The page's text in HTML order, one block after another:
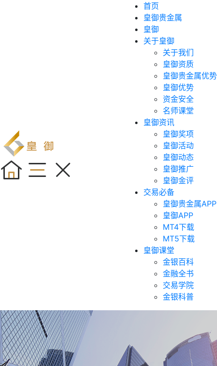
首页
皇御贵金属
皇御
关于皇御
关于我们
皇御资质
皇御贵金属优势
皇御优势
资金安全
名师课堂
皇御资讯
皇御奖项
皇御活动
皇御动态
皇御推广
皇御金评
交易必备
皇御贵金属APP
皇御APP
MT4下载
MT5下载
皇御课堂
金银百科
金融全书
交易学院
金银科普